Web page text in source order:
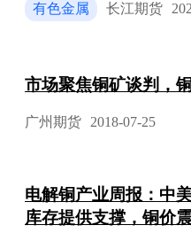
有色金属 长江期货
市场聚焦铜矿谈判，
广州期货 2018-07-25
电解铜产业周报：中
库存提供支撑，铜价